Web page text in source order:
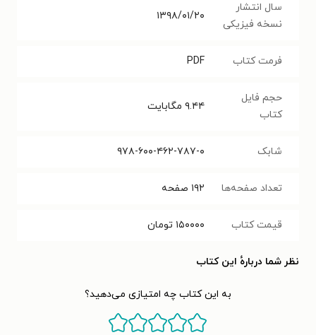
سال انتشار
نسخه فیزیکی
۱۳۹۸/۰۱/۲۰
فرمت کتاب PDF
حجم فایل
کتاب
۹.۴۴ مگابایت
شابک ۹۷۸-۶۰۰-۴۶۲-۷۸۷-۰
تعداد صفحه‌ها ۱۹۲ صفحه
قیمت کتاب ۱۵۰۰۰۰ تومان
نظر شما دربارهٔ این کتاب
به این کتاب چه امتیازی می‌دهید؟